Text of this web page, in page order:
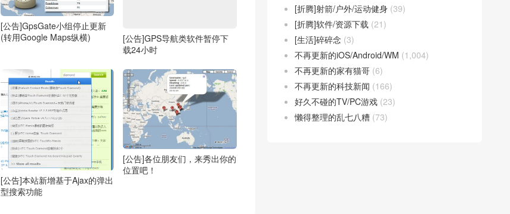
[公告]GpsGate小组停止更新
(转用Google Maps纵横)
[公告]GPS导航类软件暂停下
载24小时
[公告]本站新增基于Ajax的弹出
型搜索功能
[公告]各位朋友们，来秀出你的
位置吧！
[折腾]射箭/户外/运动健身 (39)
[折腾]软件/资源下载 (21)
[生活]碎碎念 (3)
不再更新的iOS/Android/WM (1,004)
不再更新的家有猫哥 (6)
不再更新的科技新闻 (166)
好久不碰的TV/PC游戏 (23)
懒得整理的乱七八糟 (73)